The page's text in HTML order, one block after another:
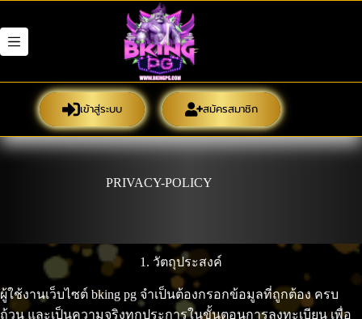
content
เข้าสู่ระบบ สมัครสมาชิก
PRIVACY-POLICY
1. วัตถุประสงค์
ผู้ใช้งานเว็บไซต์ bking pg จำเป็นต้องกรอกข้อมูลที่ถูกต้อง ครบ
ถ้วน และเป็นความจริงทุกประการในขั้นตอนการลงทะเบียน เพื่อ